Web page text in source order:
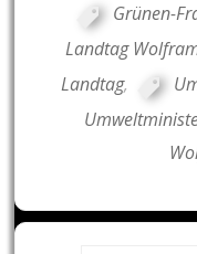
Grünen-
Landtag
Landtag,